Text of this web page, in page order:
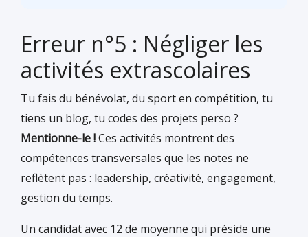
Erreur n°5 : Négliger les
activités extrascolaires
Tu fais du bénévolat, du sport en compétition, tu
tiens un blog, tu codes des projets perso ?
Mentionne-le !Ces activités montrent des
compétences transversales que les notes ne
reflètent pas : leadership, créativité, engagement,
gestion du temps.
Un candidat avec 12 de moyenne qui préside une